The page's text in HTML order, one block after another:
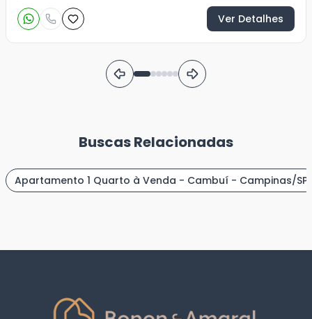
Ver Detalhes
Buscas Relacionadas
Apartamento 1 Quarto à Venda - Cambuí - Campinas/SP